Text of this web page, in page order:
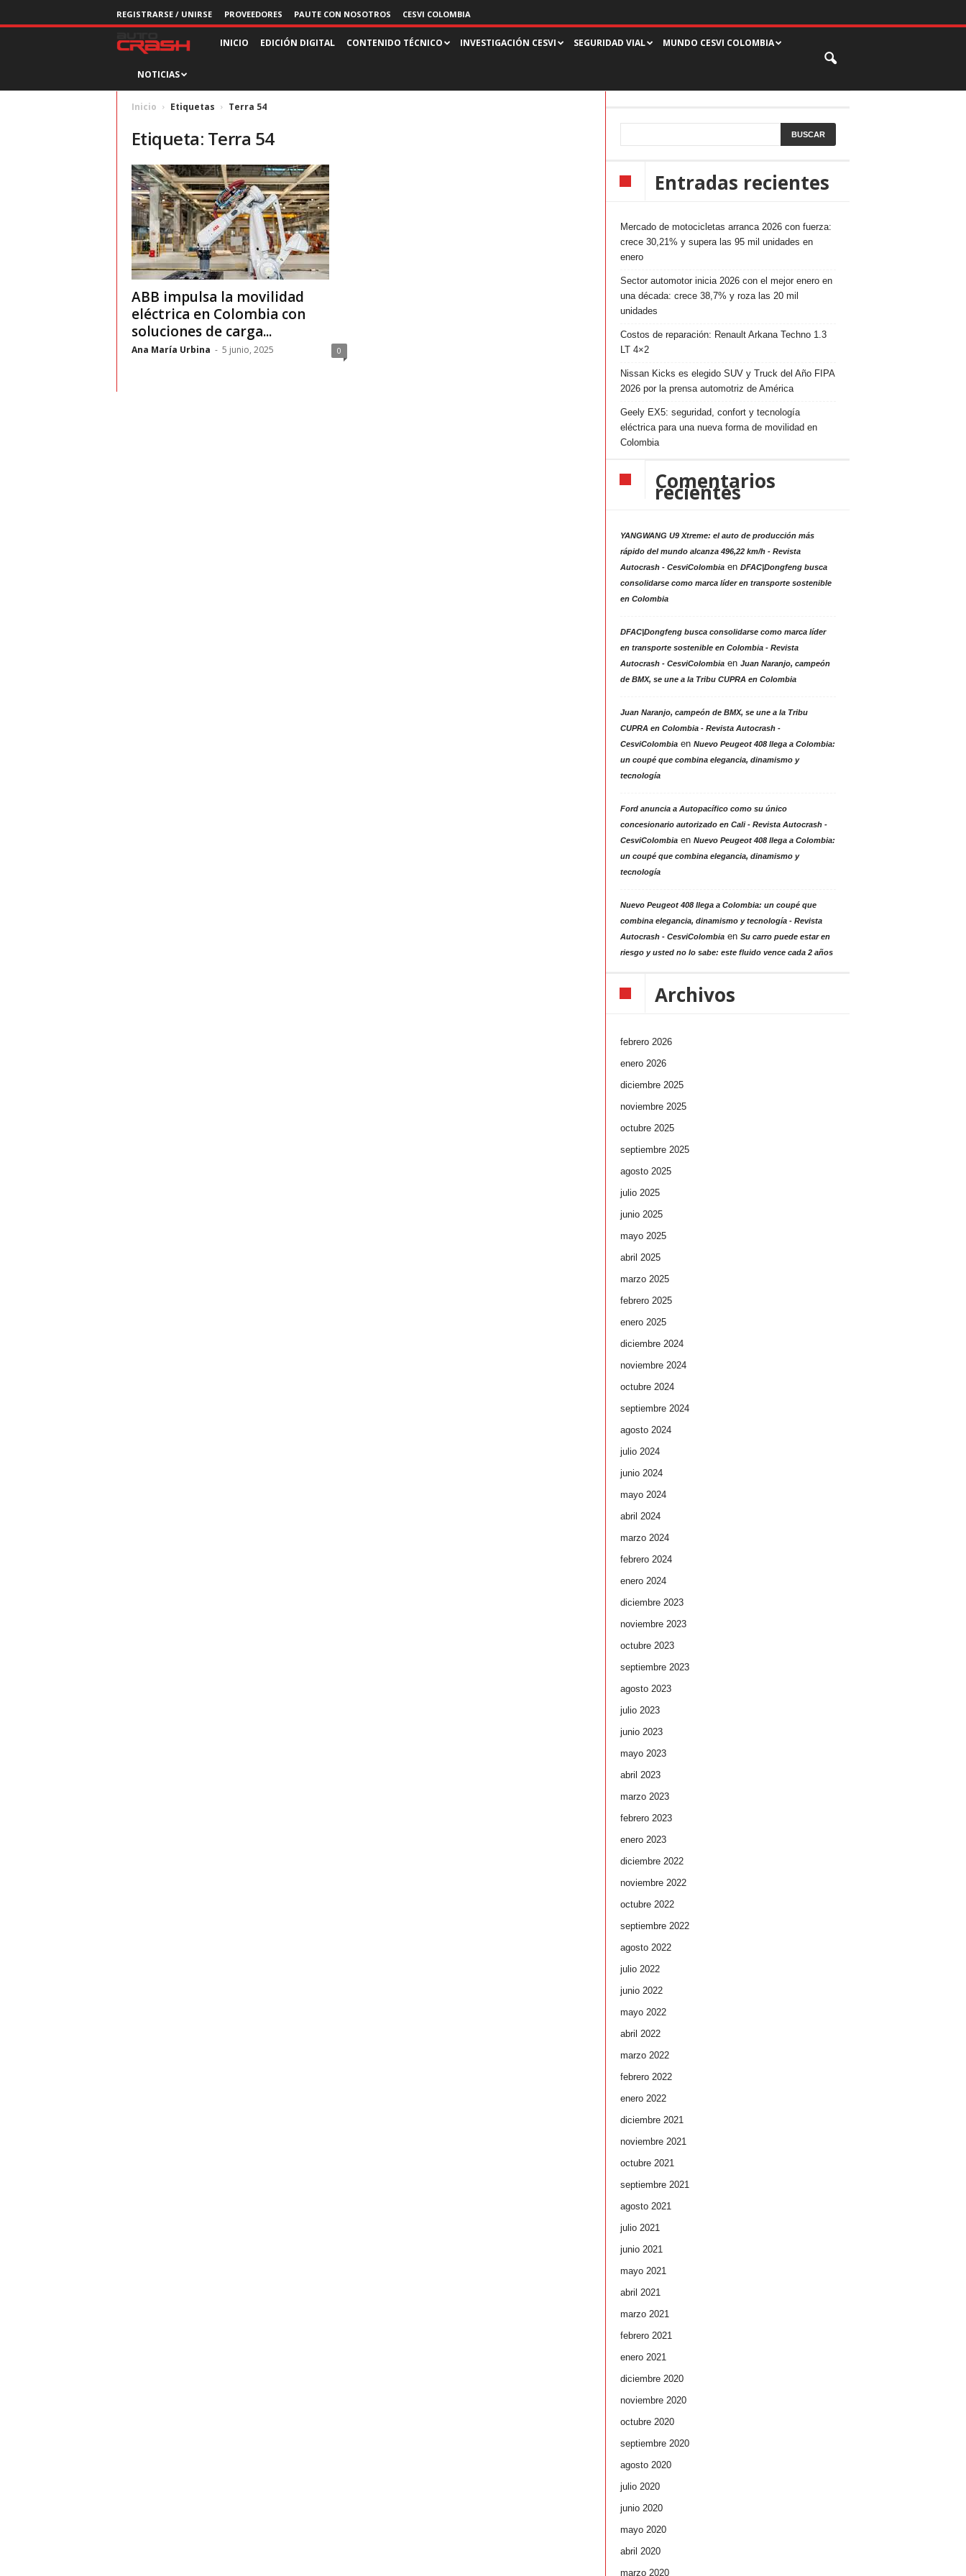
REGISTRARSE / UNIRSE PROVEEDORES PAUTE CON NOSOTROS CESVI COLOMBIA
v
i
s
t
a
A
u
t
INICIO EDICIÓN DIGITAL CONTENIDO TÉCNICO INVESTIGACIÓN CESVI SEGURIDAD VIAL MUNDO CESVI COLOMBIA
NOTICIAS
Inicio Etiquetas Terra 54
Etiqueta: Terra 54
ABB impulsa la movilidad
eléctrica en Colombia con
soluciones de carga...
Ana María Urbina - 5 junio, 2025 0
Entradas recientes
Mercado de motocicletas arranca 2026 con fuerza:
crece 30,21% y supera las 95 mil unidades en
enero
Sector automotor inicia 2026 con el mejor enero en
una década: crece 38,7% y roza las 20 mil
unidades
Costos de reparación: Renault Arkana Techno 1.3
LT 4×2
Nissan Kicks es elegido SUV y Truck del Año FIPA
2026 por la prensa automotriz de América
Geely EX5: seguridad, confort y tecnología
eléctrica para una nueva forma de movilidad en
Colombia
Comentarios
recientes
YANGWANG U9 Xtreme: el auto de producción más
rápido del mundo alcanza 496,22 km/h - Revista
Autocrash - CesviColombiaen DFAC|Dongfeng busca
consolidarse como marca líder en transporte sostenible
en Colombia
DFAC|Dongfeng busca consolidarse como marca líder
en transporte sostenible en Colombia - Revista
Autocrash - CesviColombiaen Juan Naranjo, campeón
de BMX, se une a la Tribu CUPRA en Colombia
Juan Naranjo, campeón de BMX, se une a la Tribu
CUPRA en Colombia - Revista Autocrash -
CesviColombiaen Nuevo Peugeot 408 llega a Colombia:
un coupé que combina elegancia, dinamismo y
tecnología
Ford anuncia a Autopacífico como su único
concesionario autorizado en Cali - Revista Autocrash -
CesviColombiaen Nuevo Peugeot 408 llega a Colombia:
un coupé que combina elegancia, dinamismo y
tecnología
Nuevo Peugeot 408 llega a Colombia: un coupé que
combina elegancia, dinamismo y tecnología - Revista
Autocrash - CesviColombiaen Su carro puede estar en
riesgo y usted no lo sabe: este fluido vence cada 2 años
Archivos
febrero 2026
enero 2026
diciembre 2025
noviembre 2025
octubre 2025
septiembre 2025
agosto 2025
julio 2025
junio 2025
mayo 2025
abril 2025
marzo 2025
febrero 2025
enero 2025
diciembre 2024
noviembre 2024
octubre 2024
septiembre 2024
agosto 2024
julio 2024
junio 2024
mayo 2024
abril 2024
marzo 2024
febrero 2024
enero 2024
diciembre 2023
noviembre 2023
octubre 2023
septiembre 2023
agosto 2023
julio 2023
junio 2023
mayo 2023
abril 2023
marzo 2023
febrero 2023
enero 2023
diciembre 2022
noviembre 2022
octubre 2022
septiembre 2022
agosto 2022
julio 2022
junio 2022
mayo 2022
abril 2022
marzo 2022
febrero 2022
enero 2022
diciembre 2021
noviembre 2021
octubre 2021
septiembre 2021
agosto 2021
julio 2021
junio 2021
mayo 2021
abril 2021
marzo 2021
febrero 2021
enero 2021
diciembre 2020
noviembre 2020
octubre 2020
septiembre 2020
agosto 2020
julio 2020
junio 2020
mayo 2020
abril 2020
marzo 2020